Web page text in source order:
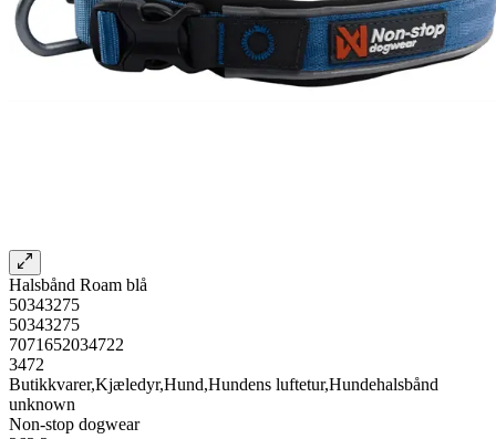
Halsbånd Roam blå
50343275
50343275
7071652034722
3472
Butikkvarer,Kjæledyr,Hund,Hundens luftetur,Hundehalsbånd
unknown
Non-stop dogwear